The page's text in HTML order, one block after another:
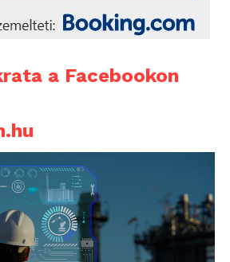
a Facebookon